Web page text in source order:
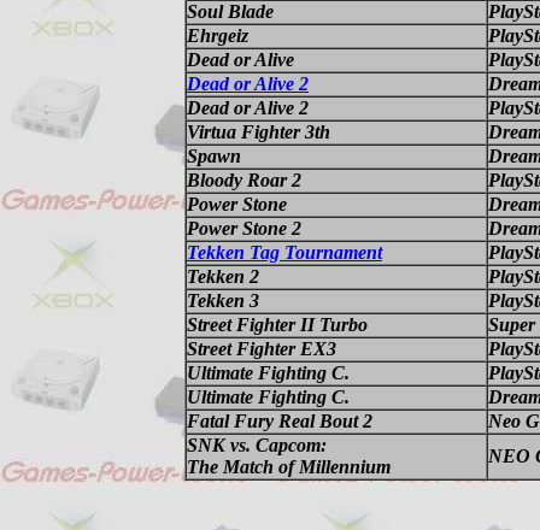
Soul Blade
Ehrgeiz
Dead or Alive
Dead or Alive 2
Dead or Alive 2
Virtua Fighter 3th
Spawn
Bloody Roar 2
Power Stone
Power Stone 2
Tekken Tag Tournament
Tekken 2
Tekken 3
Street Fighter II Turbo
Street Fighter EX3
Ultimate Fighting C.
Ultimate Fighting C.
Fatal Fury Real Bout 2
Neo
SNK vs. Capcom:
The Match of Millennium
NEO